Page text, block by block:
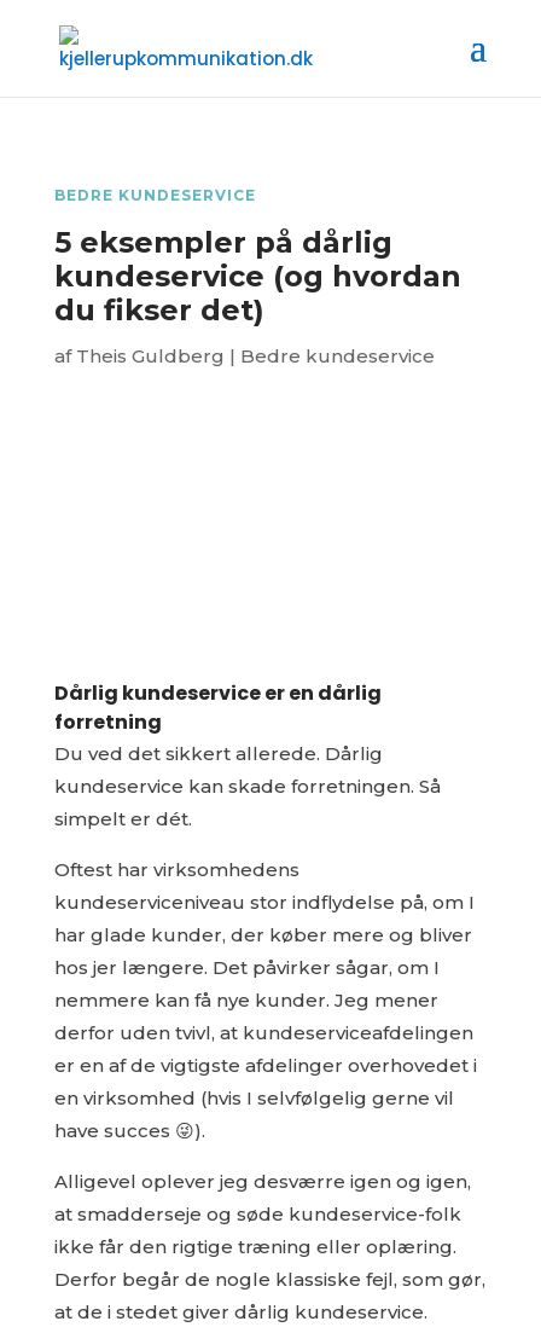
BEDRE KUNDESERVICE
5 eksempler på dårlig
kundeservice (og hvordan
du fikser det)
af Theis Guldberg | Bedre kundeservice
Dårlig kundeservice er en dårlig
forretning
Du ved det sikkert allerede. Dårlig
kundeservice kan skade forretningen. Så
simpelt er dét.
Oftest har virksomhedens
kundeserviceniveau stor indflydelse på, om I
har glade kunder, der køber mere og bliver
hos jer længere. Det påvirker sågar, om I
nemmere kan få nye kunder. Jeg mener
derfor uden tvivl, at kundeserviceafdelingen
er en af de vigtigste afdelinger overhovedet i
en virksomhed (hvis I selvfølgelig gerne vil
have succes 😜).
Alligevel oplever jeg desværre igen og igen,
at smadderseje og søde kundeservice-folk
ikke får den rigtige træning eller oplæring.
Derfor begår de nogle klassiske fejl, som gør,
at de i stedet giver dårlig kundeservice.